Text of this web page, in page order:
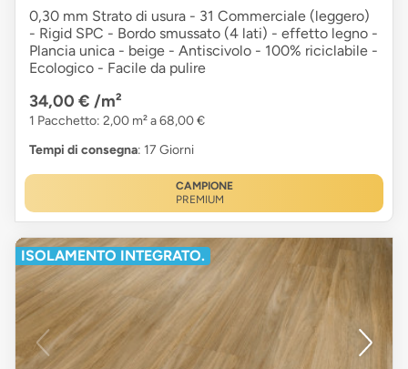
0,30 mm Strato di usura - 31 Commerciale (leggero)
- Rigid SPC - Bordo smussato (4 lati) - effetto legno -
Plancia unica - beige - Antiscivolo - 100% riciclabile -
Ecologico - Facile da pulire
34,00 € /m²
1 Pacchetto: 2,00 m² a 68,00 €
Tempi di consegna: 17 Giorni
CAMPIONE
PREMIUM
ISOLAMENTO INTEGRATO.